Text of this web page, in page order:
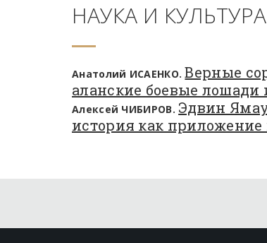
НАУКА И КУЛЬТУРА
Анатолий ИСАЕНКО. Верные
аланские боевые лошади
Алексей ЧИБИРОВ. Эдвин
история как приложение